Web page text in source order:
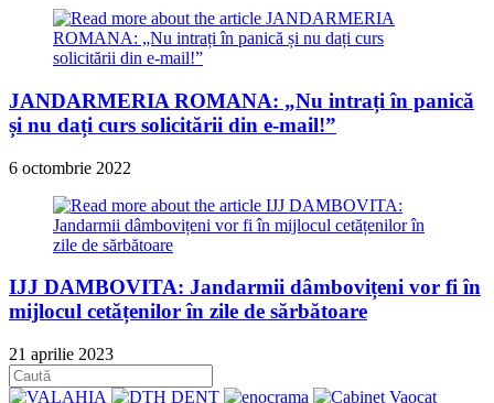
JANDARMERIA ROMANA: „Nu intrați în panică
și nu dați curs solicitării din e-mail!”
6 octombrie 2022
IJJ DAMBOVITA: Jandarmii dâmbovițeni vor fi în
mijlocul cetățenilor în zile de sărbătoare
21 aprilie 2023